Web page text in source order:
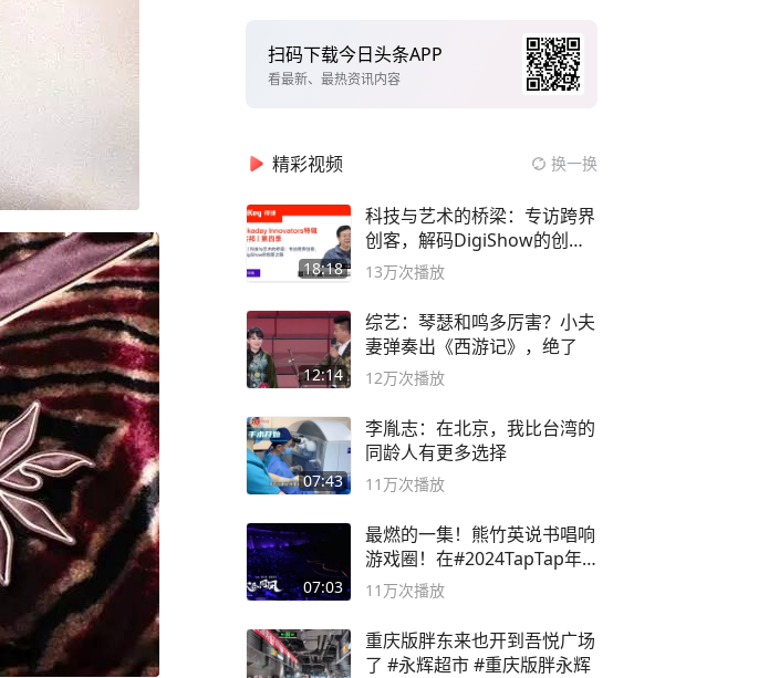
扫码下载今日头条APP
看最新、最热资讯内容
精彩视频 换一换
18:18
科技与艺术的桥梁：专访跨界
创客，解码DigiShow的创新
之路
13万次播放
12:14
综艺：琴瑟和鸣多厉害？小夫
妻弹奏出《西游记》，绝了
12万次播放
07:43
李胤志：在北京，我比台湾的
同龄人有更多选择
11万次播放
07:03
最燃的一集！熊竹英说书唱响
游戏圈！在#2024TapTap年
度游戏大赏
11万次播放
重庆版胖东来也开到吾悦广场
了 #永辉超市 #重庆版胖永辉